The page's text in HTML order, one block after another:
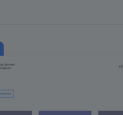
Вы также можете